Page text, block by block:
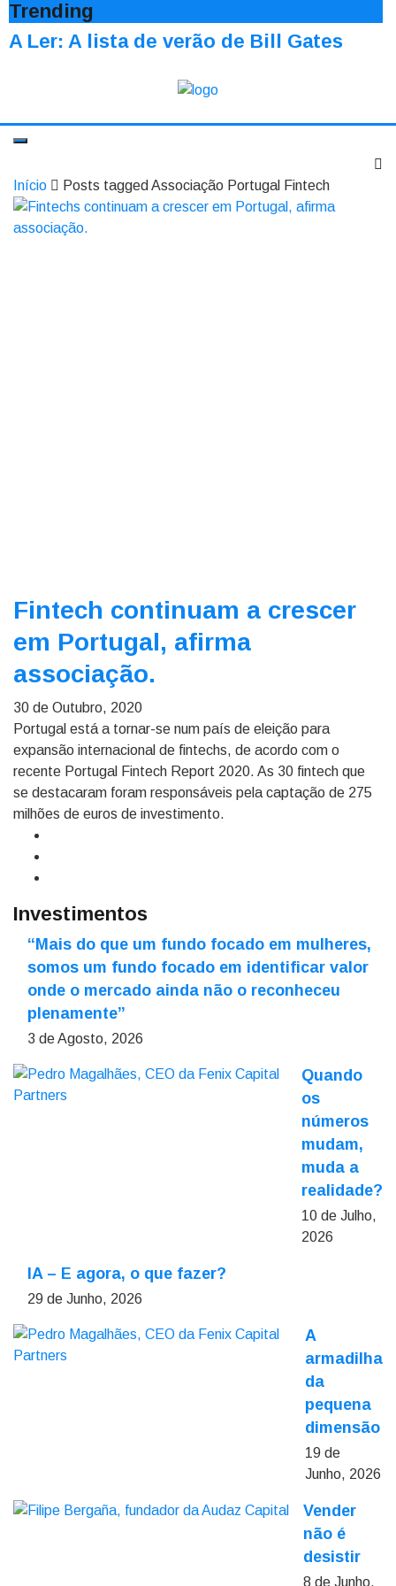
Trending
A Ler: A lista de verão de Bill Gates
Início Posts tagged Associação Portugal Fintech
Fintech continuam a crescer
em Portugal, afirma
associação.
30 de Outubro, 2020
Portugal está a tornar-se num país de eleição para
expansão internacional de fintechs, de acordo com o
recente Portugal Fintech Report 2020. As 30 fintech que
se destacaram foram responsáveis pela captação de 275
milhões de euros de investimento.
Investimentos
“Mais do que um fundo focado em mulheres,
somos um fundo focado em identificar valor
onde o mercado ainda não o reconheceu
plenamente”
3 de Agosto, 2026
Quando
os
números
mudam,
muda a
realidade?
10 de Julho,
2026
IA – E agora, o que fazer?
29 de Junho, 2026
A
armadilha
da
pequena
dimensão
19 de
Junho, 2026
Vender
não é
desistir
8 de Junho,